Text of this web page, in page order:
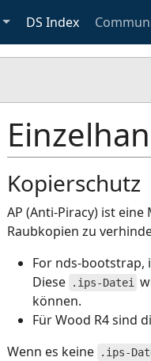
DS Index
Kopierschutz
AP (Anti-Piracy) ist
Raubkopien zu
For nds-bootstrap,
Diese
.ips-Datei
können.
Für Wood R4 sind
Wenn es keine
.ips-